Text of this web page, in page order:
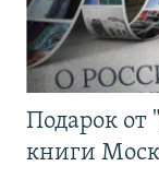
Подарок от
книги